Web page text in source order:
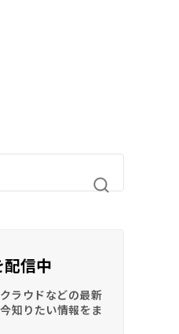
信中
ラウドなどの最新
知りたい情報をま